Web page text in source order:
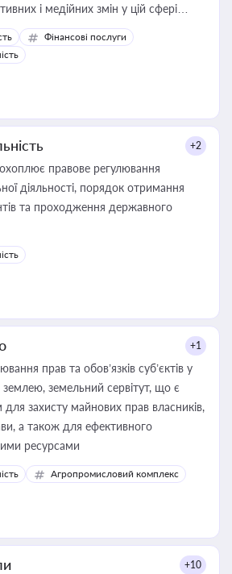
і медійних змін у цій сфері
бізнесу, керівника, юриста або
приватизації, оренди
угод і перевірки
діяльності
Фінансові послуги
+2
правове регулювання
діяльності, порядок отримання
та проходження державного
+1
прав та обов’язків суб’єктів у
землею, земельний сервітут, що є
захисту майнових прав власників,
а також для ефективного
ресурсами
Агропромисловий комплекс
+10